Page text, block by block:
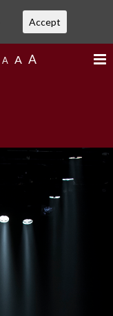
A A A
Accept